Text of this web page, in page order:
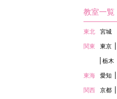
教室一覧
東北
宮城
関東
東京
栃木
東海
愛知
関西
京都